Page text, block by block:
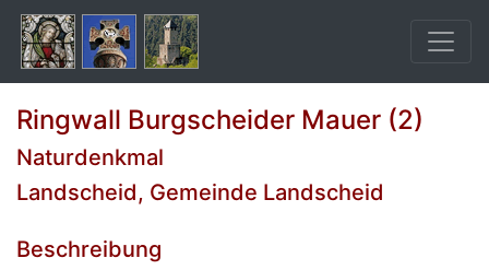
Ringwall Burgscheider Mauer (2)
Naturdenkmal
Landscheid, Gemeinde Landscheid
Beschreibung